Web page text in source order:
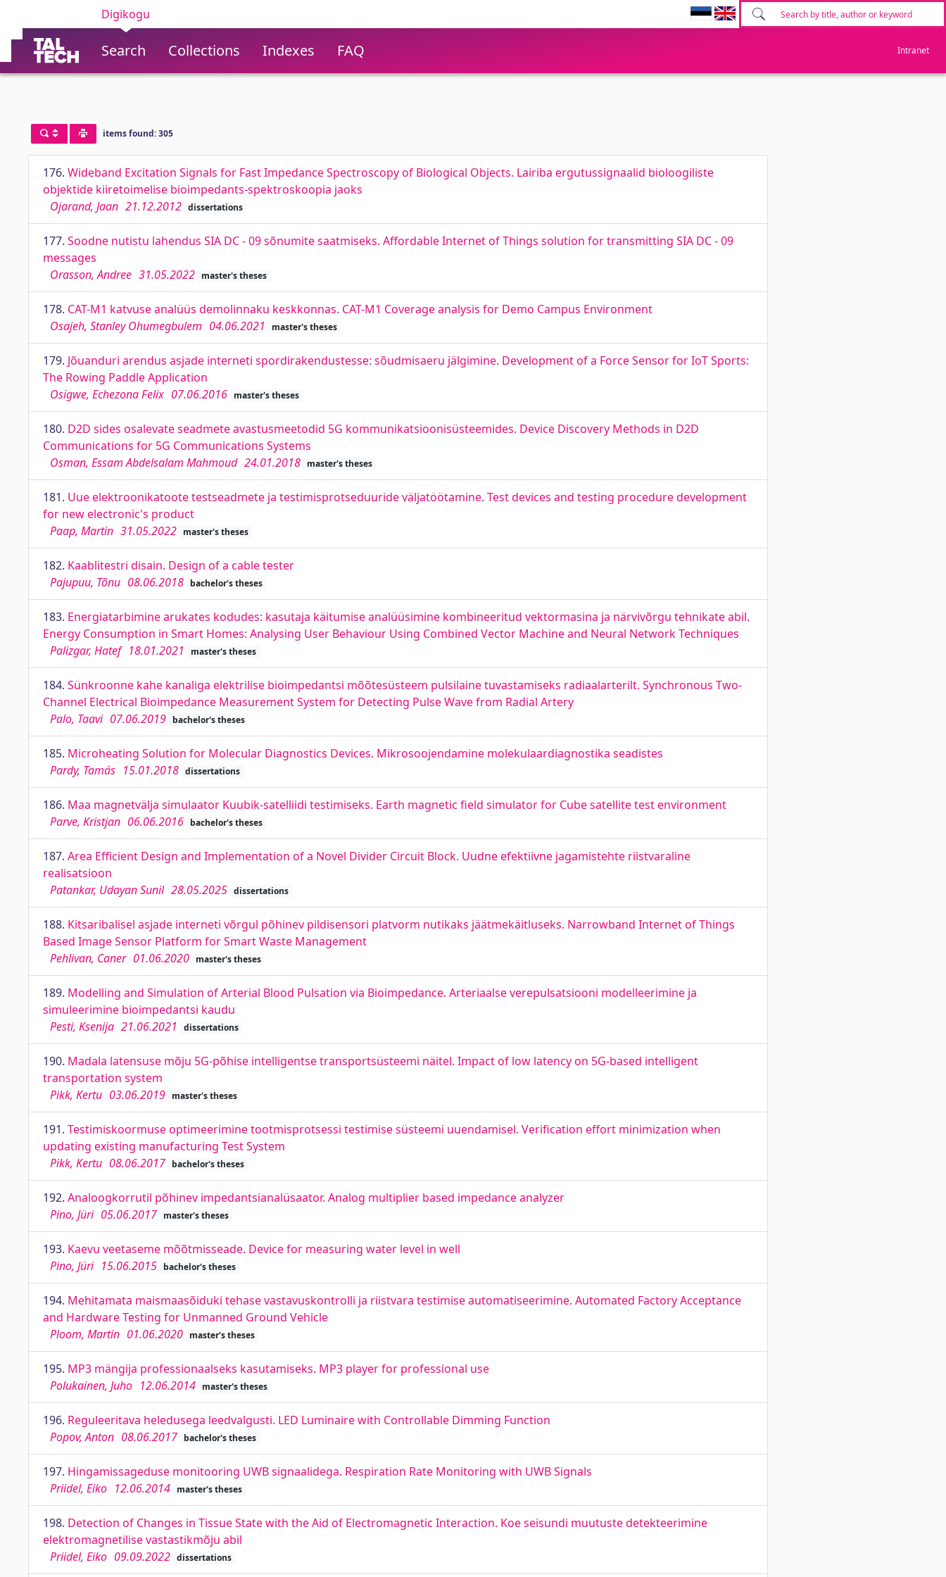
Digikogu
Search Collections Indexes FAQ Intranet
items found: 305
176. Wideband Excitation Signals for Fast Impedance Spectroscopy of Biological Objects. Lairiba ergutussignaalid bioloogiliste
objektide kiiretoimelise bioimpedants-spektroskoopia jaoks
Ojarand, Jaan 21.12.2012 dissertations
177. Soodne nutistu lahendus SIA DC - 09 sõnumite saatmiseks. Affordable Internet of Things solution for transmitting SIA DC - 09
messages
Orasson, Andree 31.05.2022 master's theses
178. CAT-M1 katvuse analüüs demolinnaku keskkonnas. CAT-M1 Coverage analysis for Demo Campus Environment
Osajeh, Stanley Ohumegbulem 04.06.2021 master's theses
179. Jõuanduri arendus asjade interneti spordirakendustesse: sõudmisaeru jälgimine. Development of a Force Sensor for IoT Sports:
The Rowing Paddle Application
Osigwe, Echezona Felix 07.06.2016 master's theses
180. D2D sides osalevate seadmete avastusmeetodid 5G kommunikatsioonisüsteemides. Device Discovery Methods in D2D
Communications for 5G Communications Systems
Osman, Essam Abdelsalam Mahmoud 24.01.2018 master's theses
181. Uue elektroonikatoote testseadmete ja testimisprotseduuride väljatöötamine. Test devices and testing procedure development
for new electronic's product
Paap, Martin 31.05.2022 master's theses
182. Kaablitestri disain. Design of a cable tester
Pajupuu, Tõnu 08.06.2018 bachelor's theses
183. Energiatarbimine arukates kodudes: kasutaja käitumise analüüsimine kombineeritud vektormasina ja närvivõrgu tehnikate abil.
Energy Consumption in Smart Homes: Analysing User Behaviour Using Combined Vector Machine and Neural Network Techniques
Palizgar, Hatef 18.01.2021 master's theses
184. Sünkroonne kahe kanaliga elektrilise bioimpedantsi mõõtesüsteem pulsilaine tuvastamiseks radiaalarterilt. Synchronous Two-
Channel Electrical Bioimpedance Measurement System for Detecting Pulse Wave from Radial Artery
Palo, Taavi 07.06.2019 bachelor's theses
185. Microheating Solution for Molecular Diagnostics Devices. Mikrosoojendamine molekulaardiagnostika seadistes
Pardy, Tamás 15.01.2018 dissertations
186. Maa magnetvälja simulaator Kuubik-satelliidi testimiseks. Earth magnetic field simulator for Cube satellite test environment
Parve, Kristjan 06.06.2016 bachelor's theses
187. Area Efficient Design and Implementation of a Novel Divider Circuit Block. Uudne efektiivne jagamistehte riistvaraline
realisatsioon
Patankar, Udayan Sunil 28.05.2025 dissertations
188. Kitsaribalisel asjade interneti võrgul põhinev pildisensori platvorm nutikaks jäätmekäitluseks. Narrowband Internet of Things
Based Image Sensor Platform for Smart Waste Management
Pehlivan, Caner 01.06.2020 master's theses
189. Modelling and Simulation of Arterial Blood Pulsation via Bioimpedance. Arteriaalse verepulsatsiooni modelleerimine ja
simuleerimine bioimpedantsi kaudu
Pesti, Ksenija 21.06.2021 dissertations
190. Madala latensuse mõju 5G-põhise intelligentse transportsüsteemi näitel. Impact of low latency on 5G-based intelligent
transportation system
Pikk, Kertu 03.06.2019 master's theses
191. Testimiskoormuse optimeerimine tootmisprotsessi testimise süsteemi uuendamisel. Verification effort minimization when
updating existing manufacturing Test System
Pikk, Kertu 08.06.2017 bachelor's theses
192. Analoogkorrutil põhinev impedantsianalüsaator. Analog multiplier based impedance analyzer
Pino, Jüri 05.06.2017 master's theses
193. Kaevu veetaseme mõõtmisseade. Device for measuring water level in well
Pino, Jüri 15.06.2015 bachelor's theses
194. Mehitamata maismaasõiduki tehase vastavuskontrolli ja riistvara testimise automatiseerimine. Automated Factory Acceptance
and Hardware Testing for Unmanned Ground Vehicle
Ploom, Martin 01.06.2020 master's theses
195. MP3 mängija professionaalseks kasutamiseks. MP3 player for professional use
Polukainen, Juho 12.06.2014 master's theses
196. Reguleeritava heledusega leedvalgusti. LED Luminaire with Controllable Dimming Function
Popov, Anton 08.06.2017 bachelor's theses
197. Hingamissageduse monitooring UWB signaalidega. Respiration Rate Monitoring with UWB Signals
Priidel, Eiko 12.06.2014 master's theses
198. Detection of Changes in Tissue State with the Aid of Electromagnetic Interaction. Koe seisundi muutuste detekteerimine
elektromagnetilise vastastikmõju abil
Priidel, Eiko 09.09.2022 dissertations